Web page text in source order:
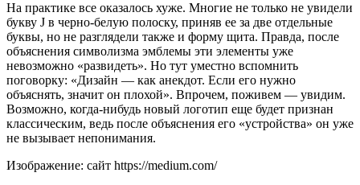
На практике все оказалось хуже. Многие не только не увидели
букву J в черно-белую полоску, приняв ее за две отдельные
буквы, но не разглядели также и форму щита. Правда, после
объяснения символизма эмблемы эти элементы уже
невозможно «развидеть». Но тут уместно вспомнить
поговорку: «Дизайн — как анекдот. Если его нужно
объяснять, значит он плохой». Впрочем, поживем — увидим.
Возможно, когда-нибудь новый логотип еще будет признан
классическим, ведь после объяснения его «устройства» он уже
не вызывает непонимания.
Изображение: сайт https://medium.com/